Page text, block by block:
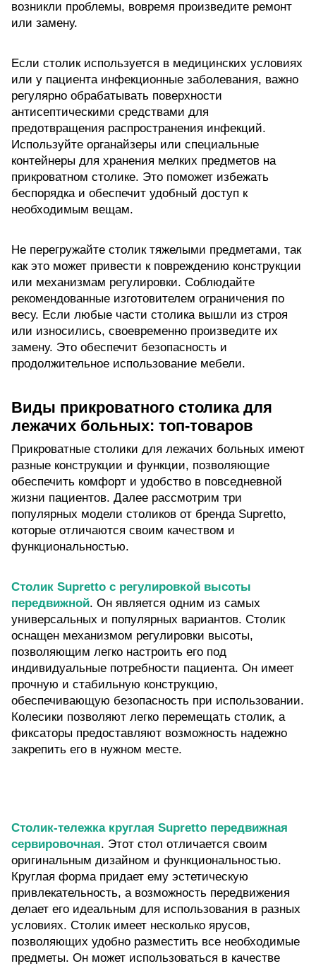
возникли проблемы, вовремя произведите ремонт
или замену.
Если столик используется в медицинских условиях
или у пациента инфекционные заболевания, важно
регулярно обрабатывать поверхности
антисептическими средствами для
предотвращения распространения инфекций.
Используйте органайзеры или специальные
контейнеры для хранения мелких предметов на
прикроватном столике. Это поможет избежать
беспорядка и обеспечит удобный доступ к
необходимым вещам.
Не перегружайте столик тяжелыми предметами, так
как это может привести к повреждению конструкции
или механизмам регулировки. Соблюдайте
рекомендованные изготовителем ограничения по
весу. Если любые части столика вышли из строя
или износились, своевременно произведите их
замену. Это обеспечит безопасность и
продолжительное использование мебели.
Виды прикроватного столика для
лежачих больных: топ-товаров
Прикроватные столики для лежачих больных имеют
разные конструкции и функции, позволяющие
обеспечить комфорт и удобство в повседневной
жизни пациентов. Далее рассмотрим три
популярных модели столиков от бренда Supretto,
которые отличаются своим качеством и
функциональностью.
Столик Supretto с регулировкой высоты
передвижной. Он является одним из самых
универсальных и популярных вариантов. Столик
оснащен механизмом регулировки высоты,
позволяющим легко настроить его под
индивидуальные потребности пациента. Он имеет
прочную и стабильную конструкцию,
обеспечивающую безопасность при использовании.
Колесики позволяют легко перемещать столик, а
фиксаторы предоставляют возможность надежно
закрепить его в нужном месте.
Столик-тележка круглая Supretto передвижная
сервировочная. Этот стол отличается своим
оригинальным дизайном и функциональностью.
Круглая форма придает ему эстетическую
привлекательность, а возможность передвижения
делает его идеальным для использования в разных
условиях. Столик имеет несколько ярусов,
позволяющих удобно разместить все необходимые
предметы. Он может использоваться в качестве